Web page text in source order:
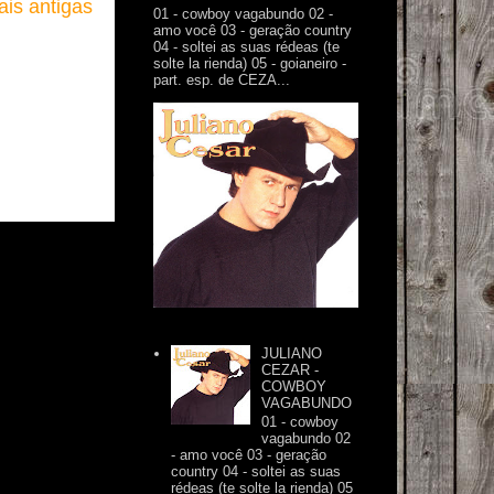
antigas
01 - cowboy vagabundo 02 -
amo você 03 - geração country
04 - soltei as suas rédeas (te
solte la rienda) 05 - goianeiro -
part. esp. de CEZA...
JULIANO
CEZAR -
COWBOY
VAGABUNDO
01 - cowboy
vagabundo 02
- amo você 03 - geração
country 04 - soltei as suas
rédeas (te solte la rienda) 05